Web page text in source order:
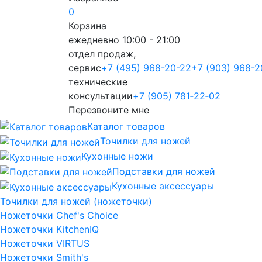
0
Корзина
ежедневно 10:00 - 21:00
отдел продаж,
сервис+7 (495) 968-20-22+7 (903) 968-
технические
консультации+7 (905) 781‑22‑02
Перезвоните мне
Каталог товаров
Точилки для ножей
Кухонные ножи
Подставки для ножей
Кухонные аксессуары
Точилки для ножей (ножеточки)
Ножеточки Chef's Choice
Ножеточки KitchenIQ
Ножеточки VIRTUS
Ножеточки Smith's